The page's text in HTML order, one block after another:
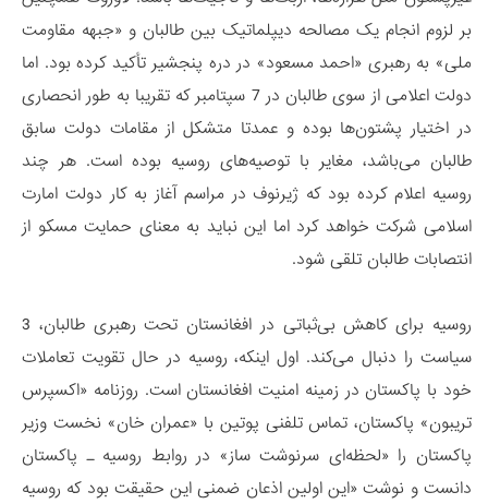
بر لزوم انجام یک مصالحه دیپلماتیک بین طالبان و «جبهه مقاومت
ملی» به رهبری «احمد مسعود» در دره پنجشیر تأکید کرده بود. اما
دولت اعلامی از سوی طالبان در 7 سپتامبر که تقریبا به طور انحصاری
در اختیار پشتون‌ها بوده و عمدتا متشکل از مقامات دولت سابق
طالبان می‌باشد، مغایر با توصیه‌های روسیه بوده است. هر چند
روسیه اعلام کرده بود که ژیرنوف در مراسم آغاز به کار دولت امارت
اسلامی شرکت خواهد کرد اما این نباید به معنای حمایت مسکو از
انتصابات طالبان تلقی شود.
روسیه برای کاهش بی‌ثباتی در افغانستان تحت رهبری طالبان، 3
سیاست را دنبال می‌کند. اول اینکه، روسیه در حال تقویت تعاملات
خود با پاکستان در زمینه امنیت افغانستان است. روزنامه «اکسپرس
تریبون» پاکستان، تماس تلفنی پوتین با «عمران خان» نخست وزیر
پاکستان را «لحظه‌ای سرنوشت ساز» در روابط روسیه ـ پاکستان
دانست و نوشت «این اولین اذعان ضمنی این حقیقت بود که روسیه